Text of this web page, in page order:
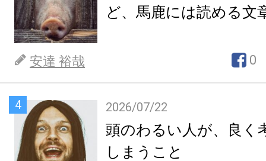
ど、馬鹿には読める文
安達 裕哉 0
4 2026/07/22
頭のわるい人が、良く
しまうこと